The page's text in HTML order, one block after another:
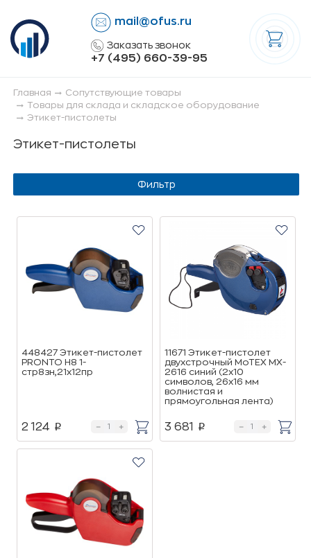
mail@ofus.ru
Заказать звонок
+7 (495) 660-39-95
Главная
Сопутствующие товары
Товары для склада и складское оборудование
Этикет-пистолеты
Этикет-пистолеты
Фильтр
448427 Этикет-пистолет
PRONTO H8 1-
стр8зн,21х12пр
2 124 p
11671 Этикет-пистолет
двухстрочный МоТЕХ MX-
2616 синий (2х10
символов, 26x16 мм
волнистая и
прямоугольная лента)
3 681 p